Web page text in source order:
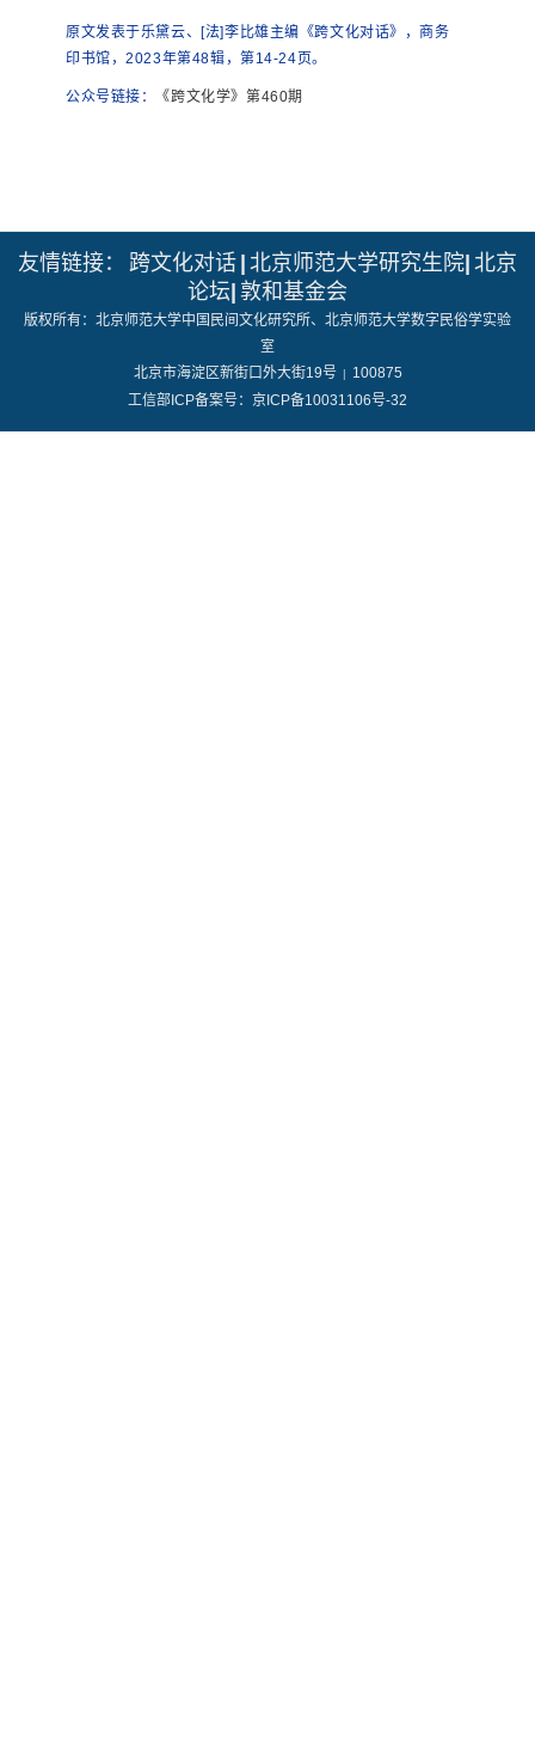
原文发表于乐黛云、[法]李比雄主编《跨文化对话》，商务
印书馆，2023年第48辑，第14-24页。
公众号链接： 《跨文化学》第460期
友情链接： 跨文化对话 | 北京师范大学研究生院| 北京
论坛| 敦和基金会
版权所有：北京师范大学中国民间文化研究所、北京师范大学数字民俗学实验
室
北京市海淀区新街口外大街19号 |
100875
工信部ICP备案号：京ICP备10031106号-32